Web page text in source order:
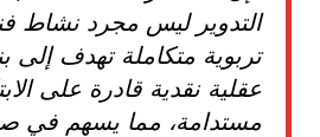
التدوير ليس مجرد نشاط
تربوية متكاملة تهدف إلى
عقلية نقدية قادرة على
مستدامة، مما يسهم في